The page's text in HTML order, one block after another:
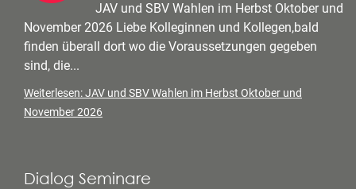
JAV und SBV Wahlen im Herbst Oktober und
November 2026 Liebe Kolleginnen und Kollegen,bald
finden überall dort wo die Voraussetzungen gegeben
sind, die...
Weiterlesen: JAV und SBV Wahlen im Herbst Oktober und
November 2026
Dialog Seminare